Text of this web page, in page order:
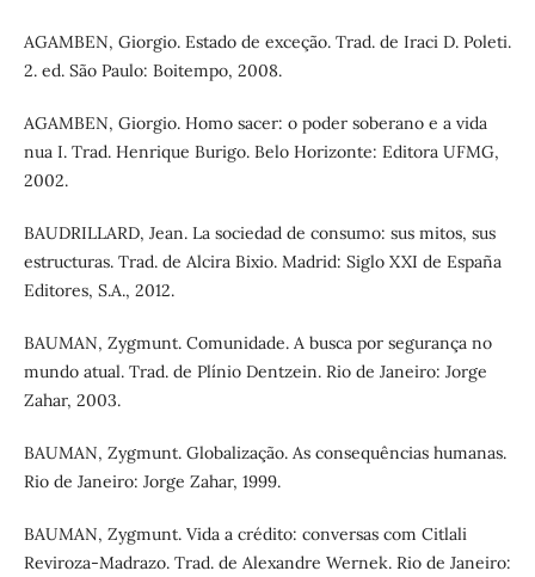
AGAMBEN, Giorgio. Estado de exceção. Trad. de Iraci D. Poleti.
2. ed. São Paulo: Boitempo, 2008.
AGAMBEN, Giorgio. Homo sacer: o poder soberano e a vida
nua I. Trad. Henrique Burigo. Belo Horizonte: Editora UFMG,
2002.
BAUDRILLARD, Jean. La sociedad de consumo: sus mitos, sus
estructuras. Trad. de Alcira Bixio. Madrid: Siglo XXI de España
Editores, S.A., 2012.
BAUMAN, Zygmunt. Comunidade. A busca por segurança no
mundo atual. Trad. de Plínio Dentzein. Rio de Janeiro: Jorge
Zahar, 2003.
BAUMAN, Zygmunt. Globalização. As consequências humanas.
Rio de Janeiro: Jorge Zahar, 1999.
BAUMAN, Zygmunt. Vida a crédito: conversas com Citlali
Reviroza-Madrazo. Trad. de Alexandre Wernek. Rio de Janeiro: